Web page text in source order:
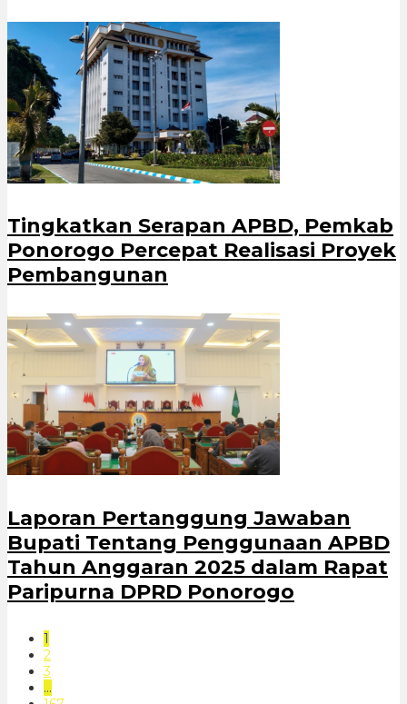
Tingkatkan Serapan APBD, Pemkab
Ponorogo Percepat Realisasi Proyek
Pembangunan
Laporan Pertanggung Jawaban
Bupati Tentang Penggunaan APBD
Tahun Anggaran 2025 dalam Rapat
Paripurna DPRD Ponorogo
1
2
3
…